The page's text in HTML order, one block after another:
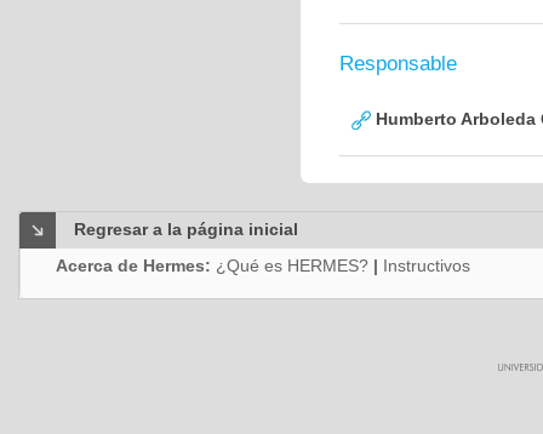
Responsable
Humberto Arboleda
Regresar a la página inicial
Acerca de Hermes: ¿Qué es HERMES? | Instructivos